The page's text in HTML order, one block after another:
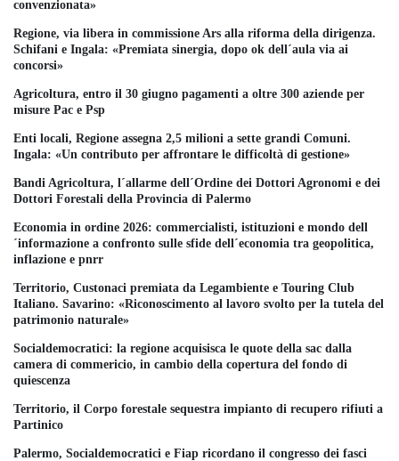
convenzionata»
Regione, via libera in commissione Ars alla riforma della dirigenza.
Schifani e Ingala: «Premiata sinergia, dopo ok dell´aula via ai
concorsi»
Agricoltura, entro il 30 giugno pagamenti a oltre 300 aziende per
misure Pac e Psp
Enti locali, Regione assegna 2,5 milioni a sette grandi Comuni.
Ingala: «Un contributo per affrontare le difficoltà di gestione»
Bandi Agricoltura, l´allarme dell´Ordine dei Dottori Agronomi e dei
Dottori Forestali della Provincia di Palermo
Economia in ordine 2026: commercialisti, istituzioni e mondo dell
´informazione a confronto sulle sfide dell´economia tra geopolitica,
inflazione e pnrr
Territorio, Custonaci premiata da Legambiente e Touring Club
Italiano. Savarino: «Riconoscimento al lavoro svolto per la tutela del
patrimonio naturale»
Socialdemocratici: la regione acquisisca le quote della sac dalla
camera di commericio, in cambio della copertura del fondo di
quiescenza
Territorio, il Corpo forestale sequestra impianto di recupero rifiuti a
Partinico
Palermo, Socialdemocratici e Fiap ricordano il congresso dei fasci